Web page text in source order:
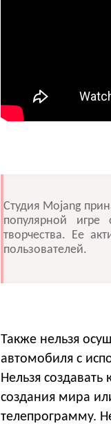
Студия Mojang
популярной игре
творчества. Ее
пользователей.
Также нельзя
автомобиля с
Нельзя
создания мира
телепрограмму.